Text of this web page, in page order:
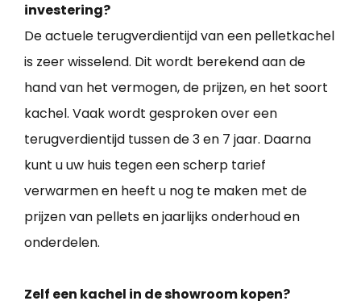
investering?
De actuele terugverdientijd van een pelletkachel
is zeer wisselend. Dit wordt berekend aan de
hand van het vermogen, de prijzen, en het soort
kachel. Vaak wordt gesproken over een
terugverdientijd tussen de 3 en 7 jaar. Daarna
kunt u uw huis tegen een scherp tarief
verwarmen en heeft u nog te maken met de
prijzen van pellets en jaarlijks onderhoud en
onderdelen.
Zelf een kachel in de showroom kopen?